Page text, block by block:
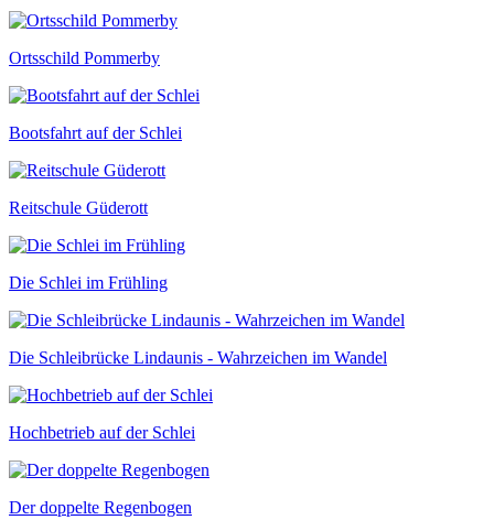
Ortsschild Pommerby
Bootsfahrt auf der Schlei
Reitschule Güderott
Die Schlei im Frühling
Die Schleibrücke Lindaunis - Wahrzeichen im Wandel
Hochbetrieb auf der Schlei
Der doppelte Regenbogen